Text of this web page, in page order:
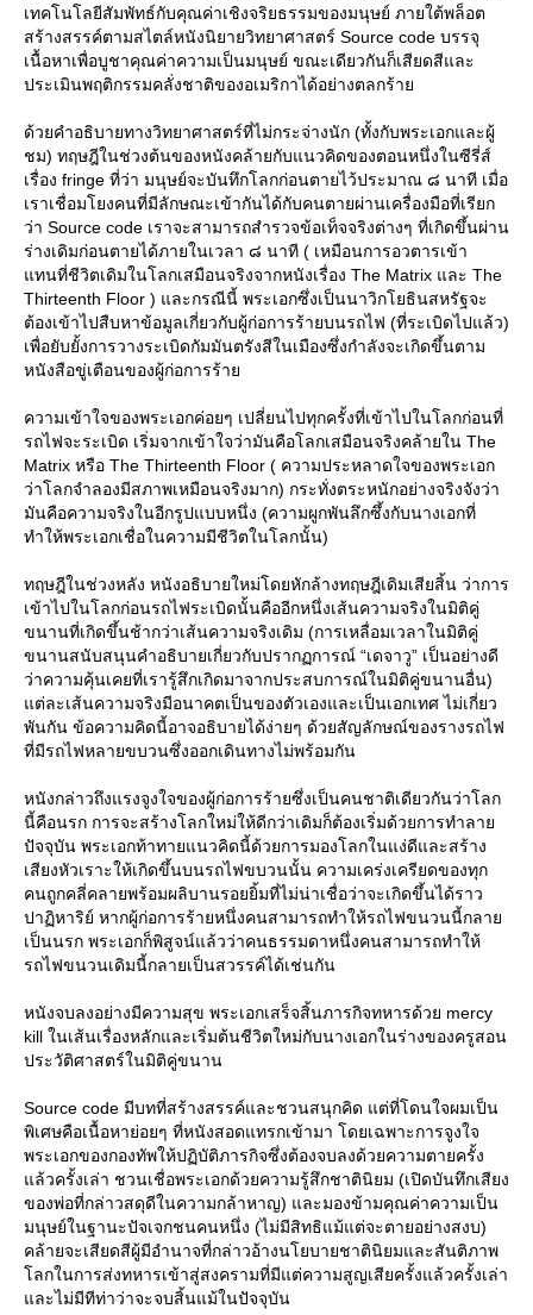
เทคโนโลยีสัมพัทธ์กับคุณค่าเชิงจริยธรรมของมนุษย์ ภายใต้พล็อต
สร้างสรรค์ตามสไตล์หนังนิยายวิทยาศาสตร์ Source code บรรจุ
เนื้อหาเพื่อบูชาคุณค่าความเป็นมนุษย์ ขณะเดียวกันก็เสียดสีและ
ประเมินพฤติกรรมคลั่งชาติของอเมริกาได้อย่างตลกร้า
ด้วยคำอธิบายทางวิทยาศาสตร์ที่ไม่กระจ่างนัก (ทั้งกับพระเอกและผู้
ชม) ทฤษฎีในช่วงต้นของหนังคล้ายกับแนวคิดของตอนหนึ่งในซีรี่ส์
เรื่อง fringe ที่ว่า มนุษย์จะบันทึกโลกก่อนตายไว้ประมาณ ๘ นาที เมื่อ
เราเชื่อมโยงคนที่มีลักษณะเข้ากันได้กับคนตายผ่านเครื่องมือที่เรียก
ว่า Source code เราจะสามารถสำรวจข้อเท็จจริงต่างๆ ที่เกิดขึ้นผ่าน
ร่างเดิมก่อนตายได้ภายในเวลา ๘ นาที ( เหมือนการอวตารเข้า
ทนที่ชีวิตเดิมในโลกเสมือนจริงจากหนังเรื่อง The Matrix และ The
Thirteenth Floor ) และกรณีนี้ พระเอกซึ่งเป็นนาวิกโยธินสหรัฐจะ
ต้องเข้าไปสืบหาข้อมูลเกี่ยวกับผู้ก่อการร้ายบนรถไฟ (ที่ระเบิดไปแล้ว)
เพื่อยับยั้งการวางระเบิดกัมมันตรังสีในเมืองซึ่งกำลังจะเกิดขึ้นตาม
หนังสือขู่เตือนของผู้ก่อการร้า
ความเข้าใจของพระเอกค่อยๆ เปลี่ยนไปทุกครั้งที่เข้าไปในโลกก่อนที่
รถไฟจะระเบิด เริ่มจากเข้าใจว่ามันคือโลกเสมือนจริงคล้ายใน The
Matrix หรือ The Thirteenth Floor ( ความประหลาดใจของพระเอก
ว่าโลกจำลองมีสภาพเหมือนจริงมาก) กระทั่งตระหนักอย่างจริงจังว่า
มันคือความจริงในอีกรูปแบบหนึ่ง (ความผูกพันลึกซึ้งกับนางเอกที่
ทำให้พระเอกเชื่อในความมีชีวิตในโลกนั้น)
ทฤษฎีในช่วงหลัง หนังอธิบายใหม่โดยหักล้างทฤษฎีเดิมเสียสิ้น ว่าการ
เข้าไปในโลกก่อนรถไฟระเบิดนั้นคืออีกหนึ่งเส้นความจริงในมิติคู่
ขนานที่เกิดขึ้นช้ากว่าเส้นความจริงเดิม (การเหลื่อมเวลาในมิติคู่
ขนานสนับสนุนคำอธิบายเกี่ยวกับปรากฏการณ์ “เดจาวู” เป็นอย่างดี
ว่าความคุ้นเคยที่เรารู้สึกเกิดมาจากประสบการณ์ในมิติคู่ขนานอื่น)
ต่ละเส้นความจริงมีอนาคตเป็นของตัวเองและเป็นเอกเทศ ไม่เกี่ยว
พันกัน ข้อความคิดนี้อาจอธิบายได้ง่ายๆ ด้วยสัญลักษณ์ของรางรถไฟ
ที่มีรถไฟหลายขบวนซึ่งออกเดินทางไม่พร้อมกัน
หนังกล่าวถึงแรงจูงใจของผู้ก่อการร้ายซึ่งเป็นคนชาติเดียวกันว่าโลก
นี้คือนรก การจะสร้างโลกใหม่ให้ดีกว่าเดิมก็ต้องเริ่มด้วยการทำลา
ปัจจุบัน พระเอกท้าทายแนวคิดนี้ด้วยการมองโลกในแง่ดีและสร้าง
เสียงหัวเราะให้เกิดขึ้นบนรถไฟขบวนนั้น ความเคร่งเครียดของทุก
คนถูกคลี่คลายพร้อมผลิบานรอยยิ้มที่ไม่น่าเชื่อว่าจะเกิดขึ้นได้ราว
ปาฏิหาริย์ หากผู้ก่อการร้ายหนึ่งคนสามารถทำให้รถไฟขนวนนี้กลา
เป็นนรก พระเอกก็พิสูจน์แล้วว่าคนธรรมดาหนึ่งคนสามารถทำให้
รถไฟขนวนเดิมนี้กลายเป็นสวรรค์ได้เช่นกัน
หนังจบลงอย่างมีความสุข พระเอกเสร็จสิ้นภารกิจทหารด้วย mercy
kill ในเส้นเรื่องหลักและเริ่มต้นชีวิตใหม่กับนางเอกในร่างของครูสอน
ประวัติศาสตร์ในมิติคู่ขนาน
Source code มีบทที่สร้างสรรค์และชวนสนุกคิด แต่ที่โดนใจผมเป็น
พิเศษคือเนื้อหาย่อยๆ ที่หนังสอดแทรกเข้ามา โดยเฉพาะการจูงใจ
พระเอกของกองทัพให้ปฏิบัติภารกิจซึ่งต้องจบลงด้วยความตายครั้ง
ล้วครั้งเล่า ชวนเชื่อพระเอกด้วยความรู้สึกชาตินิยม (เปิดบันทึกเสียง
ของพ่อที่กล่าวสดุดีในความกล้าหาญ) และมองข้ามคุณค่าความเป็น
มนุษย์ในฐานะปัจเจกชนคนหนึ่ง (ไม่มีสิทธิแม้แต่จะตายอย่างสงบ)
คล้ายจะเสียดสีผู้มีอำนาจที่กล่าวอ้างนโยบายชาตินิยมและสันติภาพ
ลกในการส่งทหารเข้าสู่สงครามที่มีแต่ความสูญเสียครั้งแล้วครั้งเล่า
ละไม่มีทีท่าว่าจะจบสิ้นแม้ในปัจจุบัน